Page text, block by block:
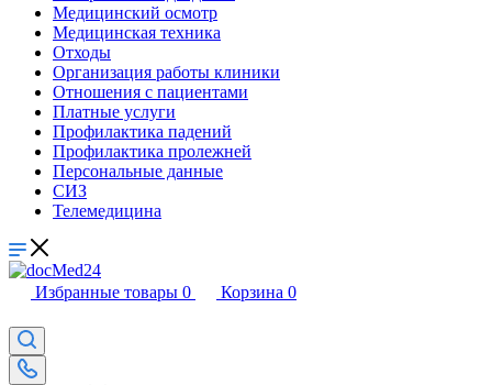
Медицинский осмотр
Медицинская техника
Отходы
Организация работы клиники
Отношения с пациентами
Платные услуги
Профилактика падений
Профилактика пролежней
Персональные данные
СИЗ
Телемедицина
Избранные товары 0 Корзина 0